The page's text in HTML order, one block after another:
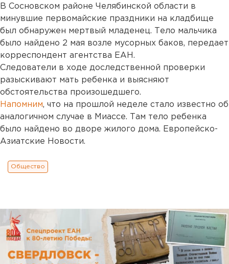
В Сосновском районе Челябинской области в
минувшие первомайские праздники на кладбище
был обнаружен мертвый младенец. Тело мальчика
было найдено 2 мая возле мусорных баков, передает
корреспондент агентства ЕАН.
Следователи в ходе доследственной проверки
разыскивают мать ребенка и выясняют
обстоятельства произошедшего.
Напомним, что на прошлой неделе стало известно об
аналогичном случае в Миассе. Там тело ребенка
было найдено во дворе жилого дома. Европейско-
Азиатские Новости.
Общество